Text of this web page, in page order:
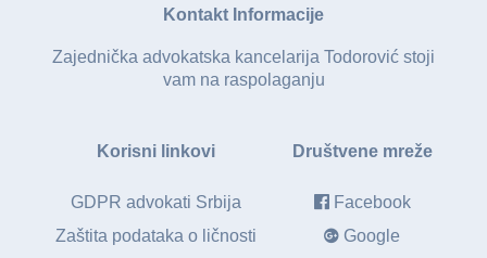
Kontakt Informacije
Zajednička advokatska kancelarija Todorović stoji
vam na raspolaganju
Korisni linkovi
GDPR advokati Srbija
Zaštita podataka o ličnosti
Društvene mreže
Facebook
Google